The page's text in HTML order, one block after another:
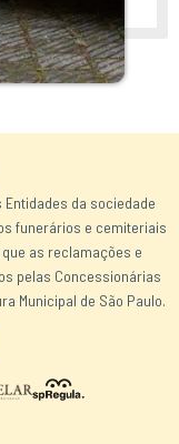
da sociedade
funerários e cemiteriais
as reclamações e
pelas Concessionárias
Municipal de São Paulo.